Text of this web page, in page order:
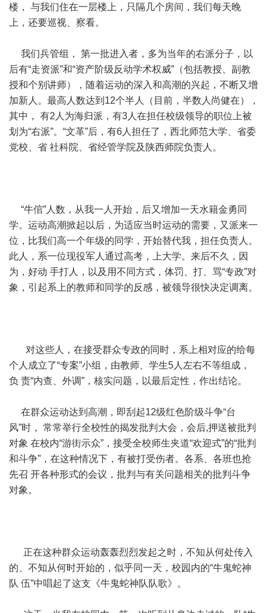
楼， 与我们住在一层楼上，只隔几个房间，我们每天晚
上，还要巡视、察看。
我们兵管组， 第一批进入者，多为当年的右派分子，以
后有“走资派”和“资产阶级反动学术权威”（包括教授、副教
授和个别讲师），随着运动的深入和高潮的兴起，不断又增
加新人。最高人数达到12个半人（目前，半数人尚健在），
其中， 有2人为海归派，有3人在担任校级领导的职位上被
划为“右派”。“文革”后，有6人担任了，西北师范大学、省委
党校、省 社科院、省经管学院及陕西师院负责人。
“牛倌”人数，从我一人开始，后又增加一天水籍金勇同
学。运动高潮掀起以后，为适应当时运动的需要，又派来一
位，比我们高一个年级的同学，开始替代我，担任负责人。
此人，系一位现役军人通过高考，上大学。来后不久，因
为，好动 手打人，以及用不同方式，体罚、打、骂“专政”对
象，引起系上的教师和同学的反感，被领导很快决定调离。
对这些人，在接受群众专政的同时，系上相对应的给每
个人成立了“专案”小组，由教师、学生5人左右不等组成，
负 责“内查、外调”，核实问题，以最后定性，作出结论。
在群众运动达到高潮，即刮起12级红色阶级斗争“台
风”时， 常常举行全校性的揭发批判大会，会后,押送被批判
对象 在校内“游街示众”，接受全校师生夹道“欢迎式”的“批判
和斗争”，在这种情况下，有被打受伤者。各系、各班也抢
先召 开各种形式的会议，批判与有关问题相关的批判斗争
对象。
正在这种群众运动轰轰烈烈发起之时，不知从何处传入
的、不知从何时开始的，似乎同一天，校园内的“牛鬼蛇神
队 伍”中唱起了这支《牛鬼蛇神队队歌》。